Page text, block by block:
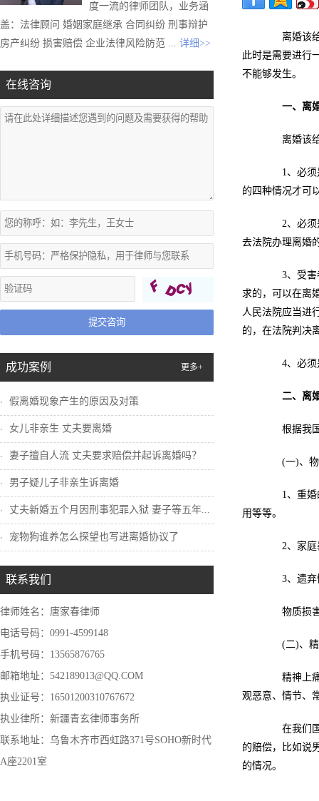
度一流的律师团队，业务涵
盖：法律顾问 婚姻家庭继承 合同纠纷 刑事辩护
房产纠纷 损害赔偿 企业法律风险防范 ... 详细>>
在线咨询
提交咨询
成功案例 更多+
假离婚现象产生的原因及对策
女儿非亲生 丈夫要离婚
妻子擅自人流 丈夫要求赔偿并起诉离婚吗？
男子疑儿子非亲生诉离婚
丈夫新婚五个月因刑事犯罪入狱 妻子等五年...
宠物狗谁养怎么探望也写进离婚协议了
联系我们
律师姓名：唐家春律师
电话号码：0991-4599148
手机号码：13565876765
邮箱地址：542189013@QQ.COM
执业证号：16501200310767672
执业律所：新疆青玄律师事务所
联系地址：乌鲁木齐市西虹路371号SOHO新时代
A座2201室
离婚该给
此时是需要进行
不能够发生。
一、离
离婚该给
1、必须是
的四种情况才可
2、必须是
去法院办理离婚
3、受害者
求的，可以在离
人民法院应当进
的，在法院判决
4、必须是
二、离
根据我国
(一)、物质
1、重婚的
用等等。
2、家庭暴
3、遗弃情
物质损害
(二)、精神
精神上痛
观恶意、情节、
在我们国
的赔偿，比如说
的情况。